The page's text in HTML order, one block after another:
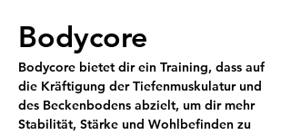
Bodycore
Bodycore bietet dir ein Training, dass auf
die Kräftigung der Tiefenmuskulatur und
des Beckenbodens abzielt, um dir mehr
Stabilität, Stärke und Wohlbefinden zu